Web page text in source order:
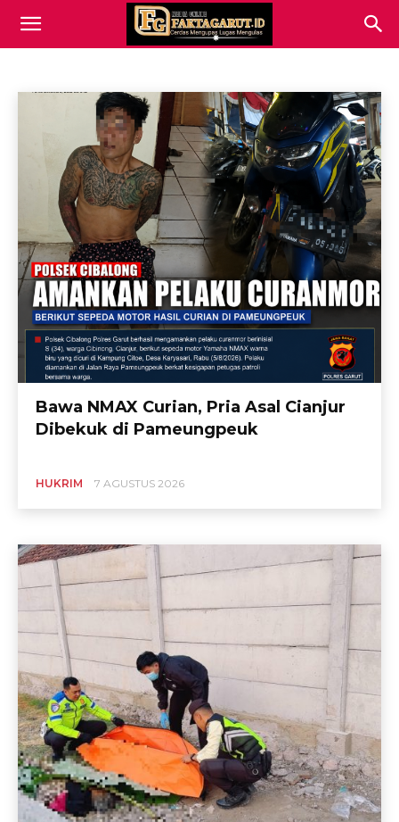
PERISTIWA
Bawa NMAX Curian, Pria Asal Cianjur
Dibekuk di Pameungpeuk
HUKRIM 7 AGUSTUS 2026